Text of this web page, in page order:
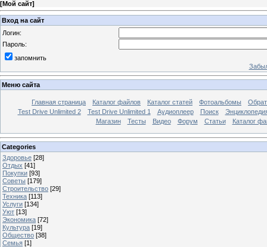
[Мой сайт]
Вход на сайт
Логин:
Пароль:
запомнить
Меню сайта
Главная страница Каталог файлов Каталог статей Фотоальбомы
Test Drive Unlimited 2
Test Drive Unlimited 1 Аудиоплеер Поиск
Магазин
Тесты Видео Форум Статьи Каталог
Categories
Здоровье [28]
Отдых [41]
Покупки [93]
Советы [179]
Строительство [29]
Техника [113]
Услуги [134]
Уют [13]
Экономика [72]
Культура [19]
Общество [38]
Семья [1]